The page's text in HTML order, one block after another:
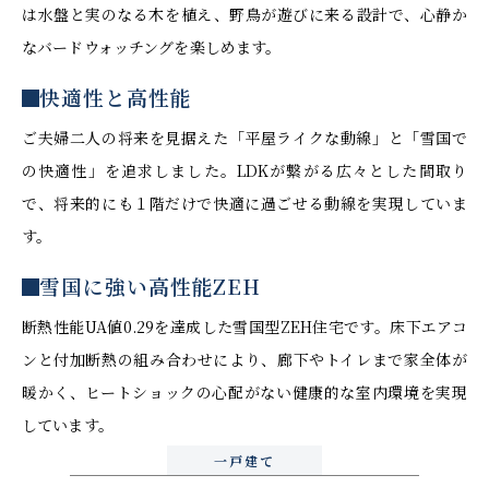
は水盤と実のなる木を植え、野鳥が遊びに来る設計で、心静か
なバードウォッチングを楽しめます。
快適性と高性能
ご夫婦二人の将来を見据えた「平屋ライクな動線」と「雪国で
の快適性」を追求しました。LDKが繋がる広々とした間取り
で、将来的にも１階だけで快適に過ごせる動線を実現していま
す。
雪国に強い高性能ZEH
断熱性能UA値0.29を達成した雪国型ZEH住宅です。床下エアコ
ンと付加断熱の組み合わせにより、廊下やトイレまで家全体が
暖かく、ヒートショックの心配がない健康的な室内環境を実現
しています。
一戸建て